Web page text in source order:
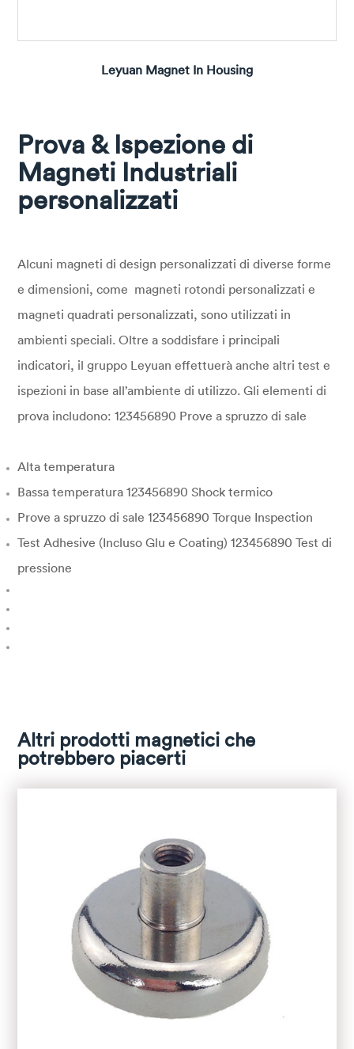
Leyuan Magnet In Housing
Prova & Ispezione di
Magneti Industriali
personalizzati
Alcuni magneti di design personalizzati di diverse forme
e dimensioni, come magneti rotondi personalizzati e
magneti quadrati personalizzati, sono utilizzati in
ambienti speciali. Oltre a soddisfare i principali
indicatori, il gruppo Leyuan effettuerà anche altri test e
ispezioni in base all’ambiente di utilizzo. Gli elementi di
prova includono: 123456890 Prove a spruzzo di sale
Alta temperatura
Bassa temperatura 123456890 Shock termico
Prove a spruzzo di sale 123456890 Torque Inspection
Test Adhesive (Incluso Glu e Coating) 123456890 Test di
pressione
Altri prodotti magnetici che
potrebbero piacerti